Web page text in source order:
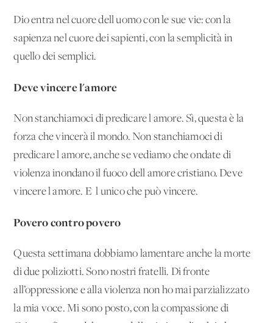
Dio entra nel cuore dell'uomo con le sue vie: con la
sapienza nel cuore dei sapienti, con la semplicità in
quello dei semplici.
Deve vincere l'amore
Non stanchiamoci di predicare l'amore. Sì, questa è la
forza che vincerà il mondo. Non stanchiamoci di
predicare l'amore, anche se vediamo che ondate di
violenza inondano il fuoco dell'amore cristiano. Deve
vincere l'amore. E' l'unico che può vincere.
Povero contro povero
Questa settimana dobbiamo lamentare anche la morte
di due poliziotti. Sono nostri fratelli. Di fronte
all’oppressione e alla violenza non ho mai parzializzato
la mia voce. Mi sono posto, con la compassione di